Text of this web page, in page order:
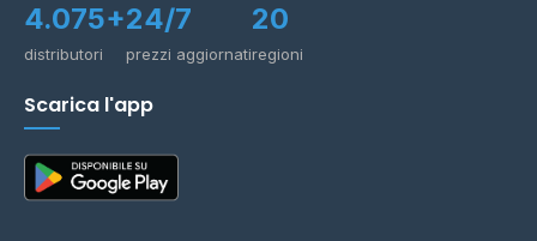
4.075+
distributori
24/7
prezzi aggiornati
20
regioni
Scarica l'app